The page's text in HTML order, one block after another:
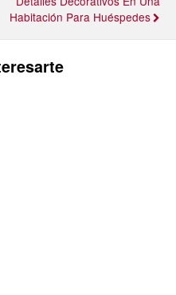
Habitación Para Huéspedes